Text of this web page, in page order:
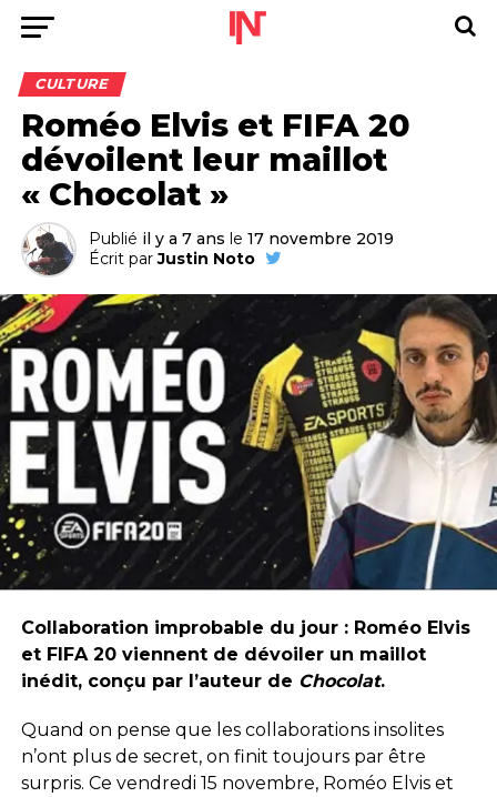
CULTURE
Roméo Elvis et FIFA 20
dévoilent leur maillot
« Chocolat »
Publié il y a 7 ans le 17 novembre 2019
Écrit par Justin Noto
Collaboration improbable du jour : Roméo Elvis
et FIFA 20 viennent de dévoiler un maillot
inédit, conçu par l’auteur de Chocolat.
Quand on pense que les collaborations insolites
n’ont plus de secret, on finit toujours par être
surpris. Ce vendredi 15 novembre, Roméo Elvis et